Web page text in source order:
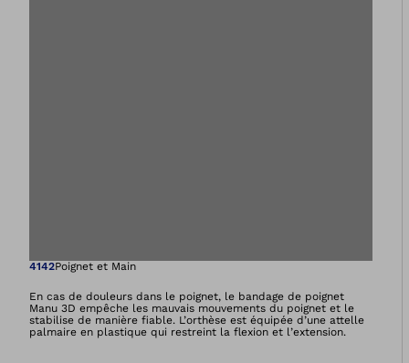
Ouvre l’image
4142Poignet et Main
En cas de douleurs dans le poignet, le bandage de poignet
Manu 3D empêche les mauvais mouvements du poignet et le
stabilise de manière fiable. L’orthèse est équipée d’une attelle
palmaire en plastique qui restreint la flexion et l’extension.